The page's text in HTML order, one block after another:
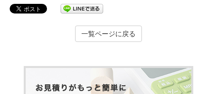
一覧ページに戻る